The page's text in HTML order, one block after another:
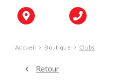
Accueil > Boutique > Clubs
Retour